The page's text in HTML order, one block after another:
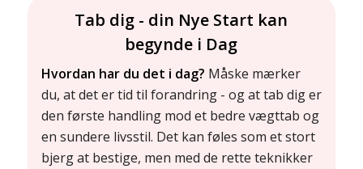
Tab dig - din Nye Start kan
begynde i Dag
Hvordan har du det i dag? Måske mærker
du, at det er tid til forandring - og at tab dig er
den første handling mod et bedre vægttab og
en sundere livsstil. Det kan føles som et stort
bjerg at bestige, men med de rette teknikker